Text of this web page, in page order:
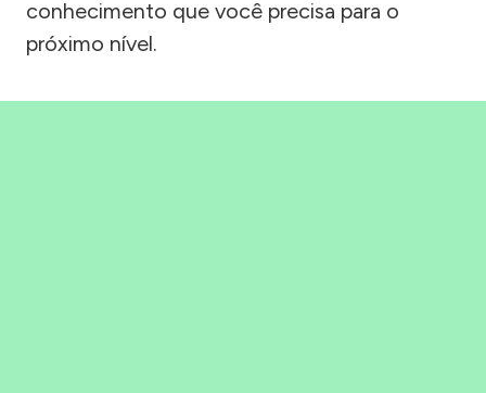
conhecimento que você precisa para o
próximo nível.